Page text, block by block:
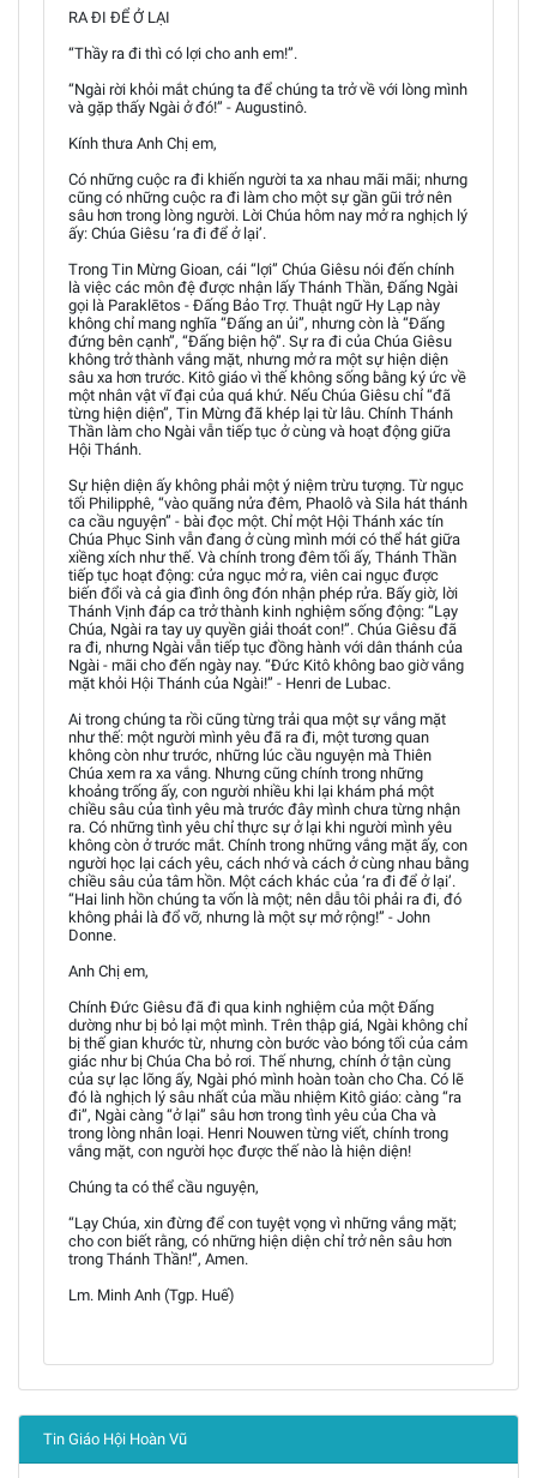
RA ĐI ĐỂ Ở LẠI
“Thầy ra đi thì có lợi cho anh em!”.
“Ngài rời khỏi mắt chúng ta để chúng ta trở về với lòng mình
và gặp thấy Ngài ở đó!” - Augustinô.
Kính thưa Anh Chị em,
Có những cuộc ra đi khiến người ta xa nhau mãi mãi; nhưng
cũng có những cuộc ra đi làm cho một sự gần gũi trở nên
sâu hơn trong lòng người. Lời Chúa hôm nay mở ra nghịch lý
ấy: Chúa Giêsu ‘ra đi để ở lại’.
Trong Tin Mừng Gioan, cái “lợi” Chúa Giêsu nói đến chính
là việc các môn đệ được nhận lấy Thánh Thần, Đấng Ngài
gọi là Paraklētos - Đấng Bảo Trợ. Thuật ngữ Hy Lạp này
không chỉ mang nghĩa “Đấng an ủi”, nhưng còn là “Đấng
đứng bên cạnh”, “Đấng biện hộ”. Sự ra đi của Chúa Giêsu
không trở thành vắng mặt, nhưng mở ra một sự hiện diện
sâu xa hơn trước. Kitô giáo vì thế không sống bằng ký ức về
một nhân vật vĩ đại của quá khứ. Nếu Chúa Giêsu chỉ “đã
từng hiện diện”, Tin Mừng đã khép lại từ lâu. Chính Thánh
Thần làm cho Ngài vẫn tiếp tục ở cùng và hoạt động giữa
Hội Thánh.
Sự hiện diện ấy không phải một ý niệm trừu tượng. Từ ngục
tối Philipphê, “vào quãng nửa đêm, Phaolô và Sila hát thánh
ca cầu nguyện” - bài đọc một. Chỉ một Hội Thánh xác tín
Chúa Phục Sinh vẫn đang ở cùng mình mới có thể hát giữa
xiềng xích như thế. Và chính trong đêm tối ấy, Thánh Thần
tiếp tục hoạt động: cửa ngục mở ra, viên cai ngục được
biến đổi và cả gia đình ông đón nhận phép rửa. Bấy giờ, lời
Thánh Vịnh đáp ca trở thành kinh nghiệm sống động: “Lạy
Chúa, Ngài ra tay uy quyền giải thoát con!”. Chúa Giêsu đã
ra đi, nhưng Ngài vẫn tiếp tục đồng hành với dân thánh của
Ngài - mãi cho đến ngày nay. “Đức Kitô không bao giờ vắng
mặt khỏi Hội Thánh của Ngài!” - Henri de Lubac.
Ai trong chúng ta rồi cũng từng trải qua một sự vắng mặt
như thế: một người mình yêu đã ra đi, một tương quan
không còn như trước, những lúc cầu nguyện mà Thiên
Chúa xem ra xa vắng. Nhưng cũng chính trong những
khoảng trống ấy, con người nhiều khi lại khám phá một
chiều sâu của tình yêu mà trước đây mình chưa từng nhận
ra. Có những tình yêu chỉ thực sự ở lại khi người mình yêu
không còn ở trước mắt. Chính trong những vắng mặt ấy, con
người học lại cách yêu, cách nhớ và cách ở cùng nhau bằng
chiều sâu của tâm hồn. Một cách khác của ‘ra đi để ở lại’.
“Hai linh hồn chúng ta vốn là một; nên dẫu tôi phải ra đi, đó
không phải là đổ vỡ, nhưng là một sự mở rộng!” - John
Donne.
Anh Chị em,
Chính Đức Giêsu đã đi qua kinh nghiệm của một Đấng
dường như bị bỏ lại một mình. Trên thập giá, Ngài không chỉ
bị thế gian khước từ, nhưng còn bước vào bóng tối của cảm
giác như bị Chúa Cha bỏ rơi. Thế nhưng, chính ở tận cùng
của sự lạc lõng ấy, Ngài phó mình hoàn toàn cho Cha. Có lẽ
đó là nghịch lý sâu nhất của mầu nhiệm Kitô giáo: càng “ra
đi”, Ngài càng “ở lại” sâu hơn trong tình yêu của Cha và
trong lòng nhân loại. Henri Nouwen từng viết, chính trong
vắng mặt, con người học được thế nào là hiện diện!
Chúng ta có thể cầu nguyện,
“Lạy Chúa, xin đừng để con tuyệt vọng vì những vắng mặt;
cho con biết rằng, có những hiện diện chỉ trở nên sâu hơn
trong Thánh Thần!”, Amen.
Lm. Minh Anh (Tgp. Huế)
Tin Giáo Hội Hoàn Vũ